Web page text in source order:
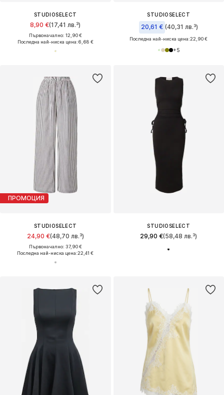
STUDIOSELECT
8,90 €(17,41 лв.³)
Първоначално: 12,90 €
Последна най-ниска цена:6,68 €
STUDIOSELECT
20,61 € (40,31 лв.³)
Последна най-ниска цена:22,90 €
+5
ПРОМОЦИЯ
STUDIOSELECT
24,90 €(48,70 лв.³)
Първоначално: 37,90 €
Последна най-ниска цена:22,41 €
STUDIOSELECT
29,90 €(58,48 лв.³)